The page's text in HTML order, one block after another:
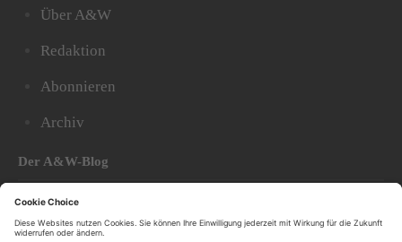
Über A&W
Redaktion
Abonnieren
Archiv
Der A&W-Blog
DerA&W-Blog
hat sich in den vergangenen Jahren zu einem der